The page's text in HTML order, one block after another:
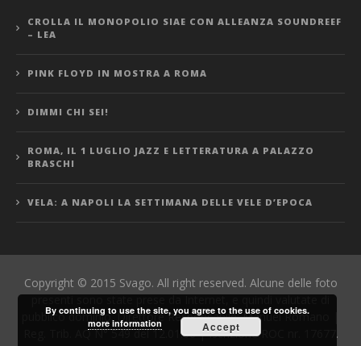
CROLLA IL MONOPOLIO SIAE CON ALLEANZA SOUNDREEF
– LEA
PINK FLOYD IN MOSTRA A ROMA
DIMMI CHI SEI!
ROMA, IL 1 LUGLIO JAZZ E LETTERATURA A PALAZZO
BRASCHI
VELA: A NAPOLI LA SETTIMANA DELLE VELE D’EPOCA
Copyright © 2015 Svago. All right reserved. Alcune delle foto
pubblico dominio. Direttore Responsabile: Manuel Romano |
Reg. Trib. AQ N° 549 del 12.01.06 | Iscrizione ROC nr. 17677.
By continuing to use the site, you agree to the use of cookies.
more information
Accept